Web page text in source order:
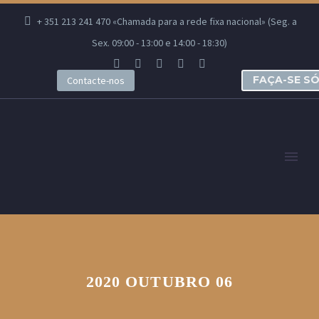
+ 351 213 241 470 «Chamada para a rede fixa nacional» (Seg. a
Sex. 09:00 - 13:00 e 14:00 - 18:30)
Contacte-nos FAÇA-SE
2020 OUTUBRO 06